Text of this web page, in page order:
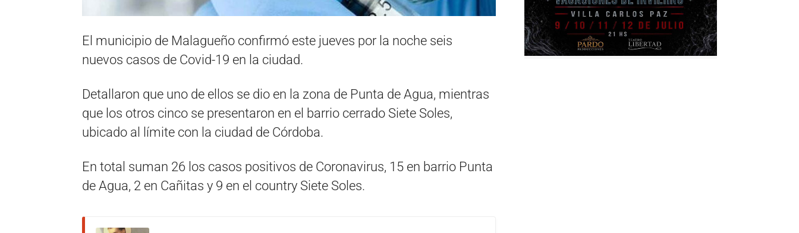
El municipio de Malagueño confirmó este jueves por la noche seis
nuevos casos de Covid-19 en la ciudad.
Detallaron que uno de ellos se dio en la zona de Punta de Agua, mientras
que los otros cinco se presentaron en el barrio cerrado Siete Soles,
ubicado al límite con la ciudad de Córdoba.
En total suman 26 los casos positivos de Coronavirus, 15 en barrio Punta
de Agua, 2 en Cañitas y 9 en el country Siete Soles.